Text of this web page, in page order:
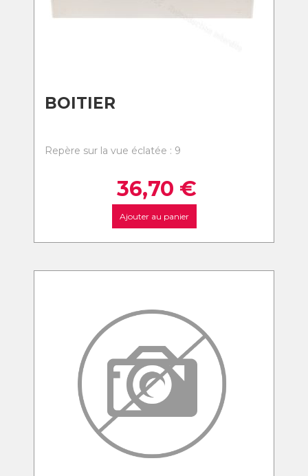
BOITIER
Repère sur la vue éclatée : 9
36,70 €
Ajouter au panier